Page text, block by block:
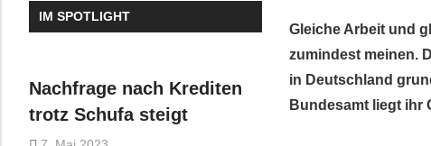
Gleiche Arbeit und
zumindest meinen.
in Deutschland
Bundesamt liegt ihr
IM SPOTLIGHT
Nachfrage nach Krediten
trotz Schufa steigt